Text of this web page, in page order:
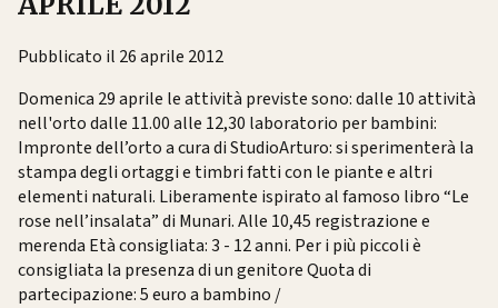
Pubblicato il 26 aprile 2012
Domenica 29 aprile le attività previste sono: dalle 10 attività
nell'orto dalle 11.00 alle 12,30 laboratorio per bambini:
Impronte dell’orto a cura di StudioArturo: si sperimenterà la
stampa degli ortaggi e timbri fatti con le piante e altri
elementi naturali. Liberamente ispirato al famoso libro “Le
rose nell’insalata” di Munari. Alle 10,45 registrazione e
merenda Età consigliata: 3 - 12 anni. Per i più piccoli è
consigliata la presenza di un genitore Quota di
partecipazione: 5 euro a bambino /